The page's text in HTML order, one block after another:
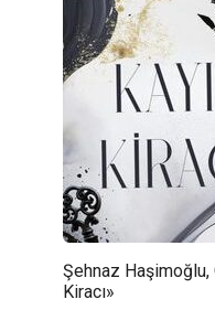
Şehnaz Haşimoğlu,
Kiracı»